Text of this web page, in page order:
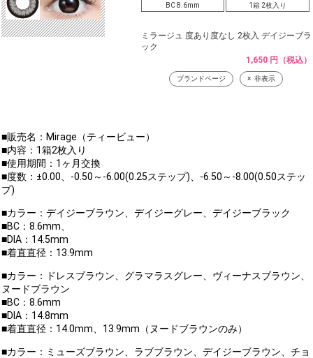
BC 8.6mm
1箱 2枚入り
ミラージュ 度あり度なし 2枚入 デイジーブラ
ック
1,650 円（税込）
ブランドページ 非表示
■販売名：Mirage（ティービュー）
■内容：1箱2枚入り
■使用期間：1ヶ月交換
■度数：±0.00、-0.50～-6.00(0.25ステップ)、-6.50～-8.00(0.50ステッ
プ)
■カラー：デイジーブラウン、デイジーグレー、デイジーブラック
■BC：8.6mm、
■DIA：14.5mm
■着直直径：13.9mm
■カラー：ドレスブラウン、グラマラスグレー、ヴィーナスブラウン、
ヌードブラウン
■BC：8.6mm
■DIA：14.8mm
■着直直径：14.0mm、13.9mm（ヌードブラウンのみ）
■カラー：ミューズブラウン、ラブブラウン、デイジーブラウン、チョ